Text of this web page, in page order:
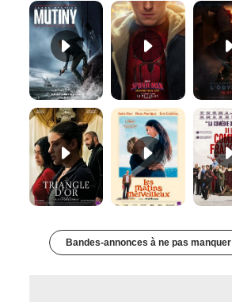
Le Triangle d'or Bande-annonce VF
Bandes-annonces à ne pas manquer